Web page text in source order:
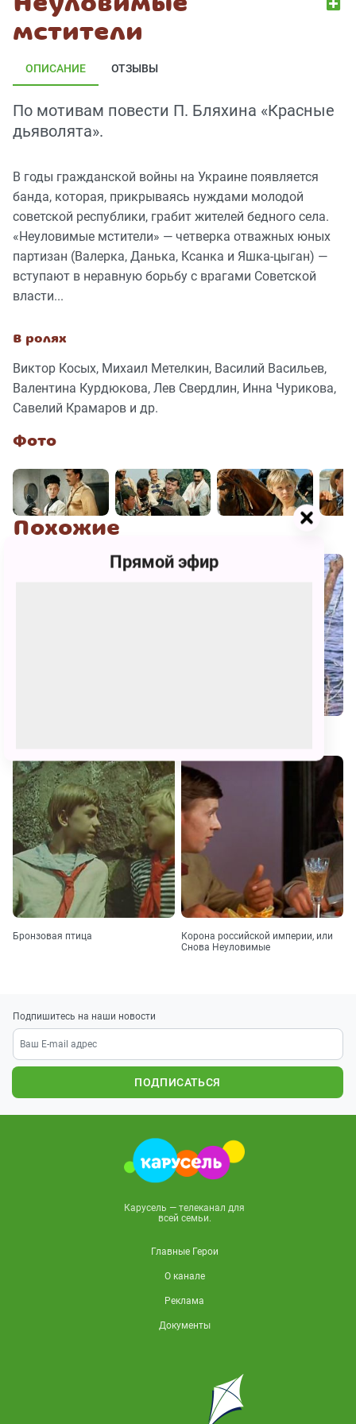
мстители
ОПИСАНИЕ ОТЗЫВЫ
По мотивам повести П. Бляхина «Красные
дьяволята».
В годы гражданской войны на Украине появляется
банда, которая, прикрываясь нуждами молодой
советской республики, грабит жителей бедного села.
«Неуловимые мстители» — четверка отважных юных
партизан (Валерка, Данька, Ксанка и Яшка-цыган) —
вступают в неравную борьбу с врагами Советской
власти...
В ролях
Виктор Косых, Михаил Метелкин, Василий Васильев,
Валентина Курдюкова, Лев Свердлин, Инна Чурикова,
Савелий Крамаров и др.
Фото
Похожие
Бронзовая птица
Корона российской империи, или
Снова Неуловимые
Подпишитесь на наши новости
ПОДПИСАТЬСЯ
Карусель — телеканал для
всей семьи.
Главные Герои
О канале
Реклама
Документы
Прямой эфир